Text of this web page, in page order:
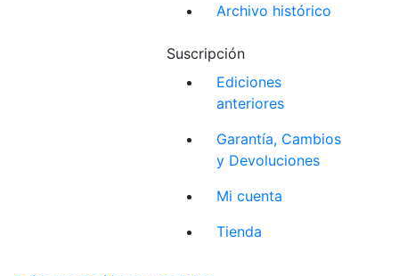
Archivo histórico
Suscripción
Ediciones
anteriores
Garantía, Cambios
y Devoluciones
Mi cuenta
Tienda